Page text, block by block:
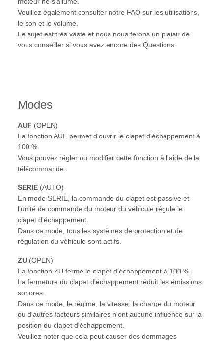
Veuillez également consulter notre FAQ sur les utilisations,
le son et le volume.
Le sujet est très vaste et nous nous ferons un plaisir de
vous conseiller si vous avez encore des Questions.
Modes
AUF (OPEN)
La fonction AUF permet d'ouvrir le clapet d'échappement à
100 %.
Vous pouvez régler ou modifier cette fonction à l'aide de la
télécommande.
SERIE (AUTO)
En mode SERIE, la commande du clapet est passive et
l'unité de commande du moteur du véhicule régule le
clapet d'échappement.
Dans ce mode, tous les systèmes de protection et de
régulation du véhicule sont actifs.
ZU (OPEN)
La fonction ZU ferme le clapet d'échappement à 100 %.
La fermeture du clapet d'échappement réduit les émissions
sonores.
Dans ce mode, le régime, la vitesse, la charge du moteur
ou d'autres facteurs similaires n'ont aucune influence sur la
position du clapet d'échappement.
Veuillez noter que cela peut causer des dommages